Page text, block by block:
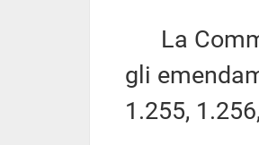
La
gli
1.255,